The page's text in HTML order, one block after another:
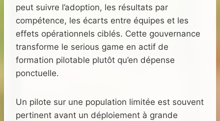
peut suivre l’adoption, les résultats par
compétence, les écarts entre équipes et les
effets opérationnels ciblés. Cette gouvernance
transforme le serious game en actif de
formation pilotable plutôt qu’en dépense
ponctuelle.
Un pilote sur une population limitée est souvent
pertinent avant un déploiement à grande